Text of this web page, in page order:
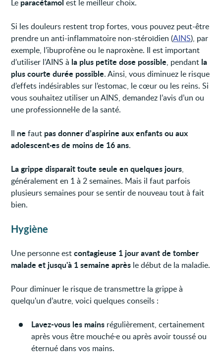
Le est le meilleur choix.
Si les douleurs restent trop fortes, vous pouvez peut-être
prendre un anti-inflammatoire non-stéroïdien (AINS), par
exemple, l’ibuprofène ou le naproxène. Il est important
d’utiliser l’AINS à la plus petite dose possible, pendant la
plus courte durée possible. Ainsi, vous diminuez le risque
d’effets indésirables sur l’estomac, le cœur ou les reins. Si
vous souhaitez utiliser un AINS, demandez l’avis d’un ou
une professionnel·le de la santé.
Il ne faut pas donner d’aspirine aux enfants ou aux
adolescent·es de moins de 16 ans.
La grippe disparait toute seule en quelques jours,
généralement en 1 à 2 semaines. Mais il faut parfois
plusieurs semaines pour se sentir de nouveau tout à fait
bien.
Hygiène
Une personne estcontagieuse 1 jour avant de tomber
malade et jusqu'à 1 semaine après le début de la maladie.
Pour diminuer le risque de transmettre la grippe à
quelqu'un d’autre, voici quelques conseils :
Lavez-vous les mains régulièrement, certainement
après vous être mouché·e ou après avoir toussé ou
éternué dans vos mains.